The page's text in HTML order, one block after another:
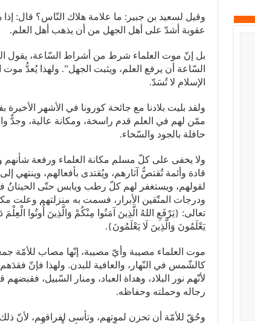
وقيل لسعيد بن جبير: ما علامة هلاك النّاس؟ قال:
عقوبة أشدّ على أهل الجهل من أن يذهب أهل العلم.
بل إنّ موت العلماء شرط من أشراط السّاعة، يقول
السّاعة أن يرفع العلم، ويثبت الجهل”. ولهذا يُعدُّ
الإسلام لا تُسَدّ.
ولقد بليت بلادنا مع جائحة كورونا في الأشهر الأخيرة
ممّن لهم في العلم قدم راسخة، ومكانة عالية، وجدٌّ
حافلة بالجود والسّخاء.
ولا يخفى على كلّ مسلم مكانة العلماء ورفعة شأنهم
قادة وأئمة تُقتصُّ آثارهم، ويُقتدى بأفعالهم، وينتهي
لقولهم، ويستغفر لهم كلّ رطب ويابس حتّى الحيتانُ في
ودرجات المتّقين الأبرار، فسمت به منزلتهم وعلت
تعالى: {يَرْفَعِ اللهُ الَّذِينَ آمَنُوا مِنْكُمْ وَالَّذِينَ أُوتُوا
يَعْلَمُونَ وَالَّذِينَ لَا يَعْلَمُونَ}.
موت العلماء مصيبة وأيّ مصيبة، إنّها مصاب للأمّة
كالشّمس في النّهار، والعافية للبدن. ولهذا فإنّ
لأنّهم نور البلاد، وهداة العباد، ومنار السّبيل،
رجاله وحملته وحفاظه.
وحُقّ للأمّة أن تحزن لموتهم، وتأسى لفراقهم، لأنّ